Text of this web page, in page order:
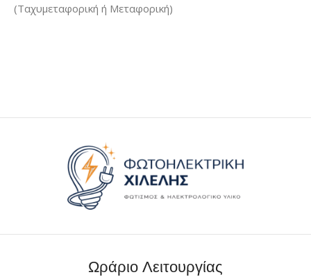
(Ταχυμεταφορική ή Μεταφορική)
Ωράριο Λειτουργίας